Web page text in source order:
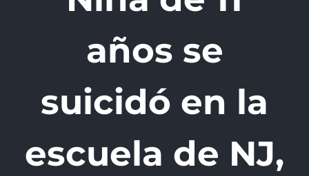
años se
suicidó en la
escuela de NJ,